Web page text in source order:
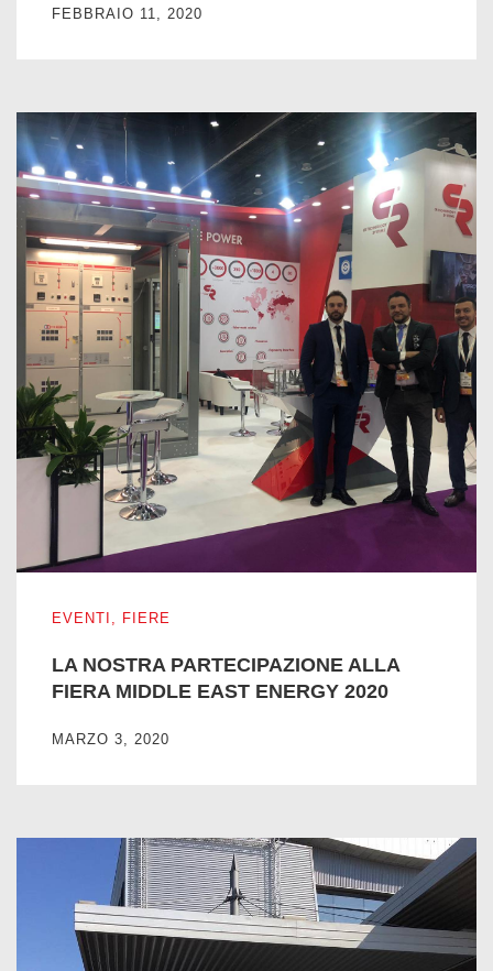
FEBBRAIO 11, 2020
EVENTI FIERE
LA NOSTRA PARTECIPAZIONE ALLA
FIERA MIDDLE EAST ENERGY 2020
MARZO 3, 2020